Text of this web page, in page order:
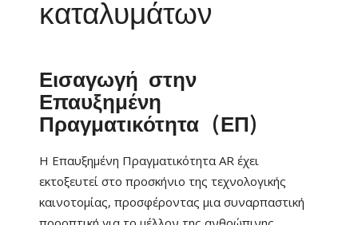
καταλυμάτων
Εισαγωγή στην
Επαυξημένη
Πραγματικότητα (ΕΠ)
Η Επαυξημένη Πραγματικότητα AR έχει
εκτοξευτεί στο προσκήνιο της τεχνολογικής
καινοτομίας, προσφέροντας μια συναρπαστική